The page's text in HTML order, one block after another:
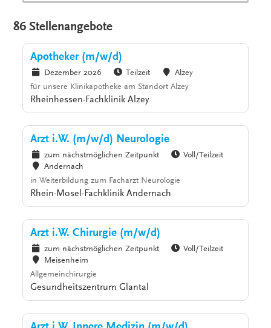
86 Stellenangebote
Apotheker (m/w/d)
Dezember 2026 Teilzeit
Alzey
für unsere Klinikapotheke am Standort Alzey
Rheinhessen-Fachklinik Alzey
Arzt i.W. (m/w/d) Neurologie
zum nächstmöglichen Zeitpunkt
Voll/Teilzeit
Andernach
in Weiterbildung zum Facharzt Neurologie
Rhein-Mosel-Fachklinik Andernach
Arzt i.W. Chirurgie (m/w/d)
zum nächstmöglichen Zeitpunkt
Voll/Teilzeit
Meisenheim
Allgemeinchirurgie
Gesundheitszentrum Glantal